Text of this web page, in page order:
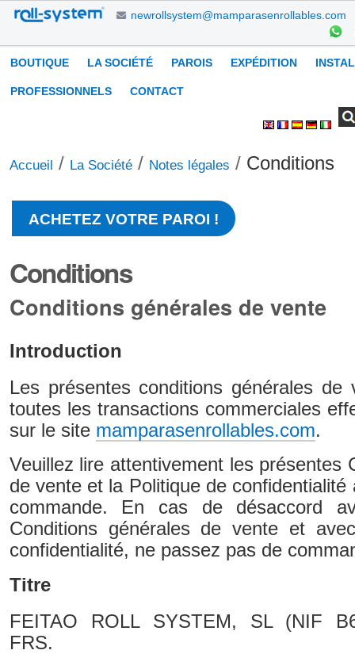
Aller
contenu.
Aller
newrollsystem@mamparasenrollables.com
Navigation
BOUTIQUE LA SOCIÉTÉ PAROIS EXPÉDITION
PROFESSIONNELS CONTACT
Accueil / La Société / Notes légales / Conditions
ACHETEZ VOTRE PAROI !
Conditions
Conditions générales de vente
Introduction
Les présentes conditions générales de
toutes les transactions commerciales
sur le site mamparasenrollables.com.
Veuillez lire attentivement les présentes
de vente et la Politique de
commande. En cas de désaccord
Conditions générales de vente et
confidentialité, ne passez pas de
Titre
FEITAO ROLL SYSTEM, SL (NIF
FRS.